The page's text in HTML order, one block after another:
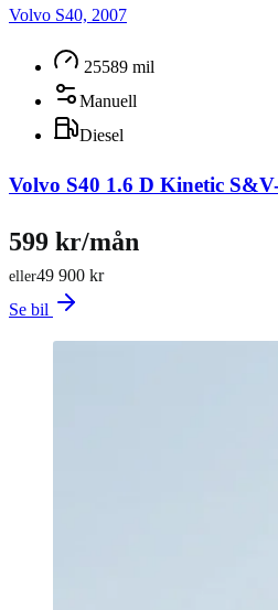
Volvo S40, 2007
25589 mil
Manuell
Diesel
Volvo S40 1.6 D Kinetic
49 900 kr
eller
599 kr/mån
Se bil